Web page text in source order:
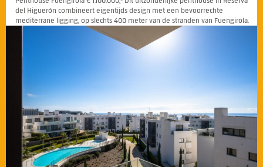
154 155
del Higuerón combineert eigentijds design met een bevoorrechte
mediterrane ligging, op slechts 400 meter van de stranden van Fuengirola.